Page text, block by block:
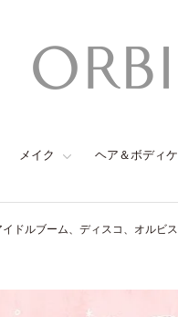
メイク ヘア＆ボディ
ドルブーム、ディスコ、オルビ